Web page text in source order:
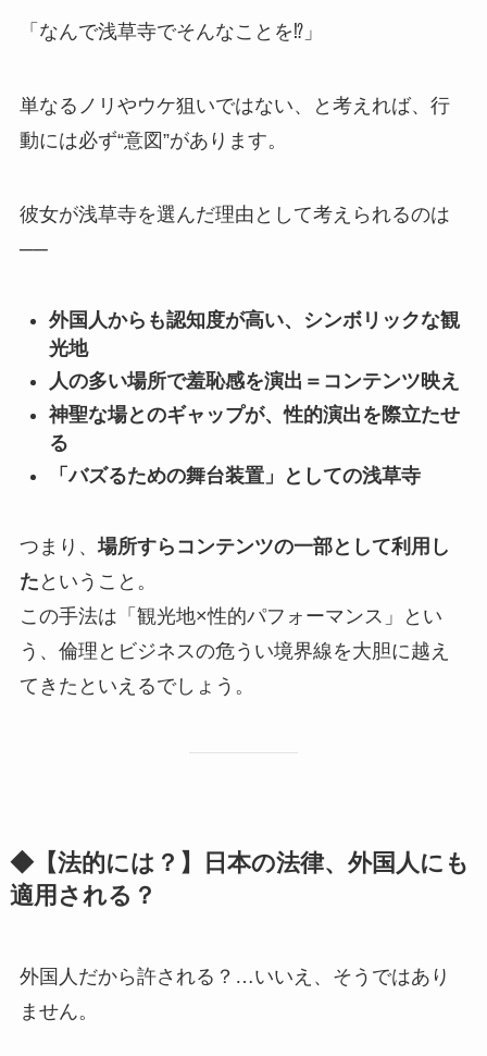
「なんで浅草寺でそんなことを⁉」
単なるノリやウケ狙いではない、と考えれば、行
動には必ず“意図”があります。
彼女が浅草寺を選んだ理由として考えられるのは
──
外国人からも認知度が高い、シンボリックな観
光地
人の多い場所で羞恥感を演出＝コンテンツ映え
神聖な場とのギャップが、性的演出を際立たせ
る
「バズるための舞台装置」としての浅草寺
つまり、場所すらコンテンツの一部として利用し
た ということ。
この手法は「観光地×性的パフォーマンス」とい
う、倫理とビジネスの危うい境界線を大胆に越え
てきたといえるでしょう。
◆【法的には？】日本の法律、外国人にも
適用される？
外国人だから許される？…いいえ、そうではあり
ません。